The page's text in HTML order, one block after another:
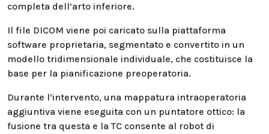
completa dell’arto inferiore.
Il file DICOM viene poi caricato sulla piattaforma
software proprietaria, segmentato e convertito in un
modello tridimensionale individuale, che costituisce la
base per la pianificazione preoperatoria.
Durante l’intervento, una mappatura intraoperatoria
aggiuntiva viene eseguita con un puntatore ottico: la
fusione tra questa e la TC consente al robot di